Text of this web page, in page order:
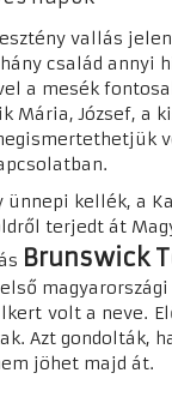
vallás
család annyi
a mesék
Mária, József, a
jük
ünnepi kellék, a
terjedt át
Brunswick
magyaror
volt a neve.
Azt gondolták,
jöhet majd át.